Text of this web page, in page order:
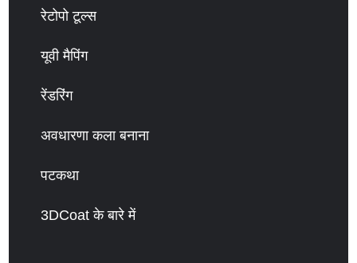
रेटोपो टूल्स
यूवी मैपिंग
रेंडरिंग
अवधारणा कला बनाना
पटकथा
3DCoat के बारे में